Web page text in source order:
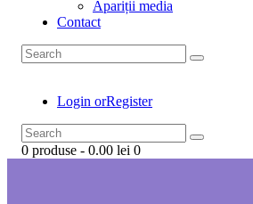
Apariții media
Contact
Login orRegister
0 produse - 0.00 lei 0